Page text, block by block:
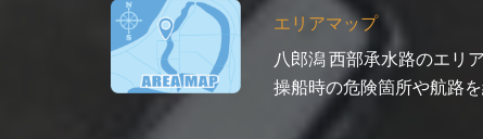
エリアマップ
八郎潟 西部承水路のエリ
操船時の危険箇所や航路